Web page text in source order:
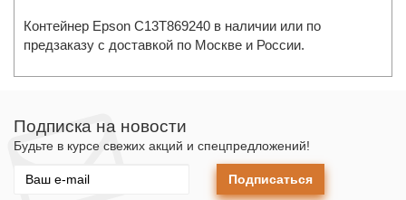
Контейнер Epson C13T869240 в наличии или по
предзаказу с доставкой по Москве и России.
Подписка на новости
Будьте в курсе свежих акций и спецпредложений!
Подписаться